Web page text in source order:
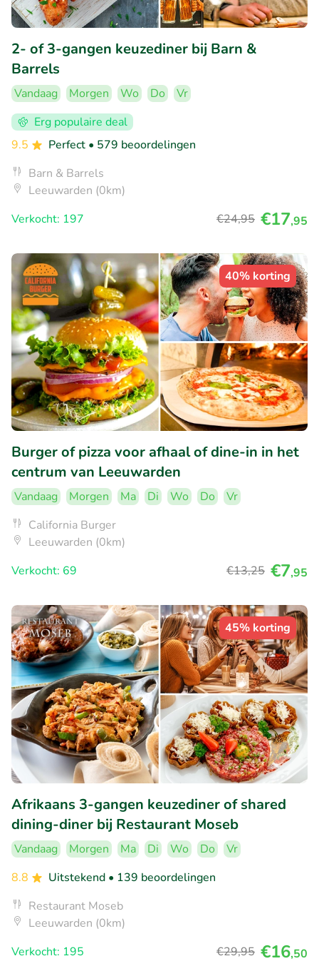
2- of 3-gangen keuzediner bij Barn &
Barrels
Vandaag Morgen Wo Do
Vr
Erg populaire deal
9.5
Perfect • 579 beoordelingen
Barn & Barrels
Leeuwarden (0km)
Verkocht: 197
€24,95 €17,95
40% korting
Burger of pizza voor afhaal of dine-in in het
centrum van Leeuwarden
Vandaag Morgen Ma Di Wo Do
Vr
California Burger
Leeuwarden (0km)
Verkocht: 69
€13,25 €7,95
45% korting
Afrikaans 3-gangen keuzediner of shared
dining-diner bij Restaurant Moseb
Vandaag Morgen Ma Di Wo Do
Vr
8.8
Uitstekend • 139 beoordelingen
Restaurant Moseb
Leeuwarden (0km)
Verkocht: 195
€29,95 €16,50